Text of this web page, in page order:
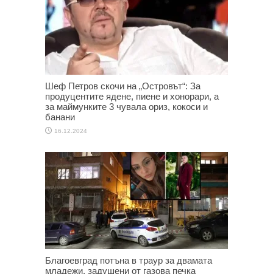
Шеф Петров скочи на „Островът“: За
продуцентите ядене, пиене и хонорари, а
за маймунките 3 чувала ориз, кокоси и
банани
16.12.2024
Благоевград потъна в траур за двамата
младежи, задушени от газова печка